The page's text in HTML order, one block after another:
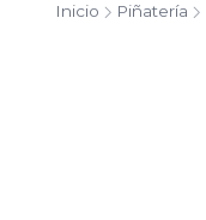
Inicio Piñatería